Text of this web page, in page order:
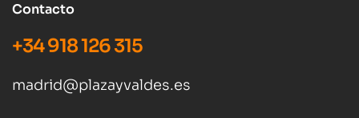
Contacto
+34 918 126 315
madrid@plazayvaldes.es